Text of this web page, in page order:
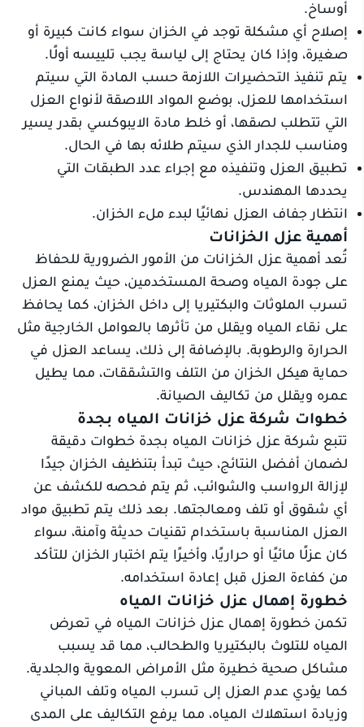
أوساخ.
إصلاح أي مشكلة توجد في الخزان سواء كانت كبيرة أو
صغيرة، وإذا كان يحتاج إلى لياسة يجب تلييسه أولًا.
يتم تنفيذ التحضيرات اللازمة حسب المادة التي سيتم
استخدامها للعزل، بوضع المواد اللاصقة لأنواع العزل
التي تتطلب لصقها، أو خلط مادة الايبوكسي بقدر يسير
ومناسب للجدار الذي سيتم طلائه بها في الحال.
تطبيق العزل وتنفيذه مع إجراء عدد الطبقات التي
يحددها المهندس.
انتظار جفاف العزل نهائيًا لبدء ملء الخزان.
أهمية عزل الخزانات
تُعد أهمية عزل الخزانات من الأمور الضرورية للحفاظ
على جودة المياه وصحة المستخدمين، حيث يمنع العزل
تسرب الملوثات والبكتيريا إلى داخل الخزان، كما يحافظ
على نقاء المياه ويقلل من تأثرها بالعوامل الخارجية مثل
الحرارة والرطوبة. بالإضافة إلى ذلك، يساعد العزل في
حماية هيكل الخزان من التلف والتشققات، مما يطيل
عمره ويقلل من تكاليف الصيانة.
خطوات شركة عزل خزانات المياه بجدة
تتبع شركة عزل خزانات المياه بجدة خطوات دقيقة
لضمان أفضل النتائج، حيث تبدأ بتنظيف الخزان جيدًا
لإزالة الرواسب والشوائب، ثم يتم فحصه للكشف عن
أي شقوق أو تلف ومعالجتها. بعد ذلك يتم تطبيق مواد
العزل المناسبة باستخدام تقنيات حديثة وآمنة، سواء
كان عزلًا مائيًا أو حراريًا، وأخيرًا يتم اختبار الخزان للتأكد
من كفاءة العزل قبل إعادة استخدامه.
خطورة إهمال عزل خزانات المياه
تكمن خطورة إهمال عزل خزانات المياه في تعرض
المياه للتلوث بالبكتيريا والطحالب، مما قد يسبب
مشاكل صحية خطيرة مثل الأمراض المعوية والجلدية.
كما يؤدي عدم العزل إلى تسرب المياه وتلف المباني
وزيادة استهلاك المياه، مما يرفع التكاليف على المدى